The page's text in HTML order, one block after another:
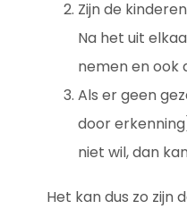
Zijn de
Na het uit
nemen en ook
Als er geen
door
niet wil, dan
Het kan dus zo zijn